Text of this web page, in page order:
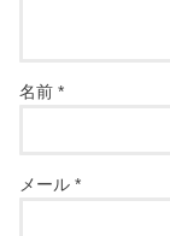
名前*
メール*